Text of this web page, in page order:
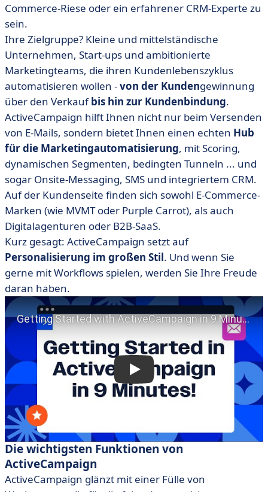
Commerce-Riese oder ein erfahrener CRM-Experte zu
sein.
Ihre Zielgruppe? Kleine und mittelständische
Unternehmen, Start-ups und ambitionierte
Marketingteams, die ihren Kundenlebenszyklus
automatisieren wollen -von der Kundengewinnung
über den Verkaufbis hin zur Kundenbindung.
ActiveCampaign hilft Ihnen nicht nur beim Versenden
von E-Mails, sondern bietet Ihnen einen echten Hub
für die Marketingautomatisierung, mit Scoring,
dynamischen Segmenten, bedingten Tunneln ... und
sogar Onsite-Messaging, SMS und integriertem CRM.
Auf der Kundenseite finden sich sowohl E-Commerce-
Marken (wie MVMT oder Purple Carrot), als auch
Digitalagenturen oder B2B-SaaS.
Kurz gesagt: ActiveCampaign setzt auf
Personalisierung im großen Stil. Und wenn Sie
gerne mit Workflows spielen, werden Sie Ihre Freude
daran haben.
Die wichtigsten Funktionen von
ActiveCampaign
ActiveCampaign glänzt mit einer Fülle von